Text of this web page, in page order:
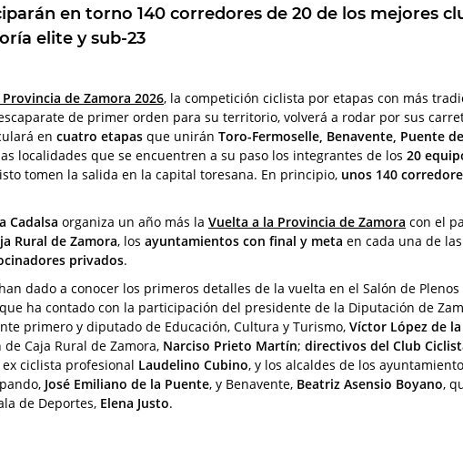
en torno 140 corredores de 20 de los mejores
elite y sub-23
de Zamora 2026, la competición ciclista por etapas con más
de primer orden para su territorio, volverá a rodar por sus
en cuatro etapas que unirán Toro-Fermoselle, Benavente, Puente
localidades que se encuentren a su paso los integrantes de los 20
tomen la salida en la capital toresana. En principio, unos 140
Cadalsa organiza un año más la Vuelta a la Provincia de Zamora con el
Rural de Zamora, los ayuntamientos con final y meta en cada una de
privados.
dado a conocer los primeros detalles de la vuelta en el Salón de
ha contado con la participación del presidente de la Diputación de
primero y diputado de Educación, Cultura y Turismo, Víctor López de
Caja Rural de Zamora, Narciso Prieto Martín; directivos del Club
ciclista profesional Laudelino Cubino, y los alcaldes de los
José Emiliano de la Puente, y Benavente, Beatriz Asensio Boyano,
de Deportes, Elena Justo.